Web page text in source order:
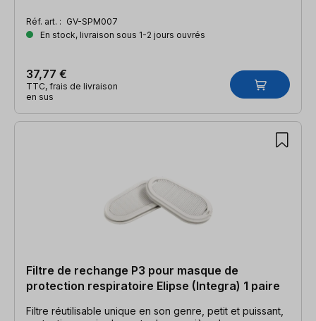
Réf. art. : GV-SPM007
En stock, livraison sous 1-2 jours ouvrés
37,77 €
TTC, frais de livraison
en sus
Filtre de rechange P3 pour masque de
protection respiratoire Elipse (Integra) 1 paire
Filtre réutilisable unique en son genre, petit et puissant,